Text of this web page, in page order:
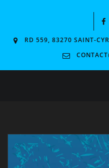
RD 559, 83270 SAINT-